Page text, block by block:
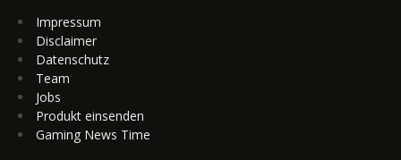
Impressum
Disclaimer
Datenschutz
Team
Jobs
Produkt einsenden
Gaming News Time